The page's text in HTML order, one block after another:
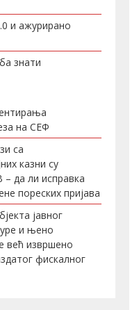
и ажурирано
знати
на СЕФ
са
казни су
да ли исправка
пореских пријава
јавног
и њено
већ извршено
фискалног